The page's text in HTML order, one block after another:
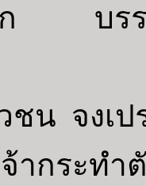
ก บรร
ชน จงเ
ากระทำ